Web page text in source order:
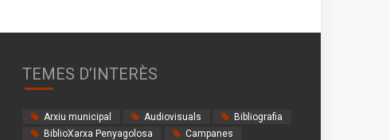
TEMES D’INTERÈS
Arxiu municipal Audiovisuals
Bibliografia
BiblioXarxa Penyagolosa
Campanes